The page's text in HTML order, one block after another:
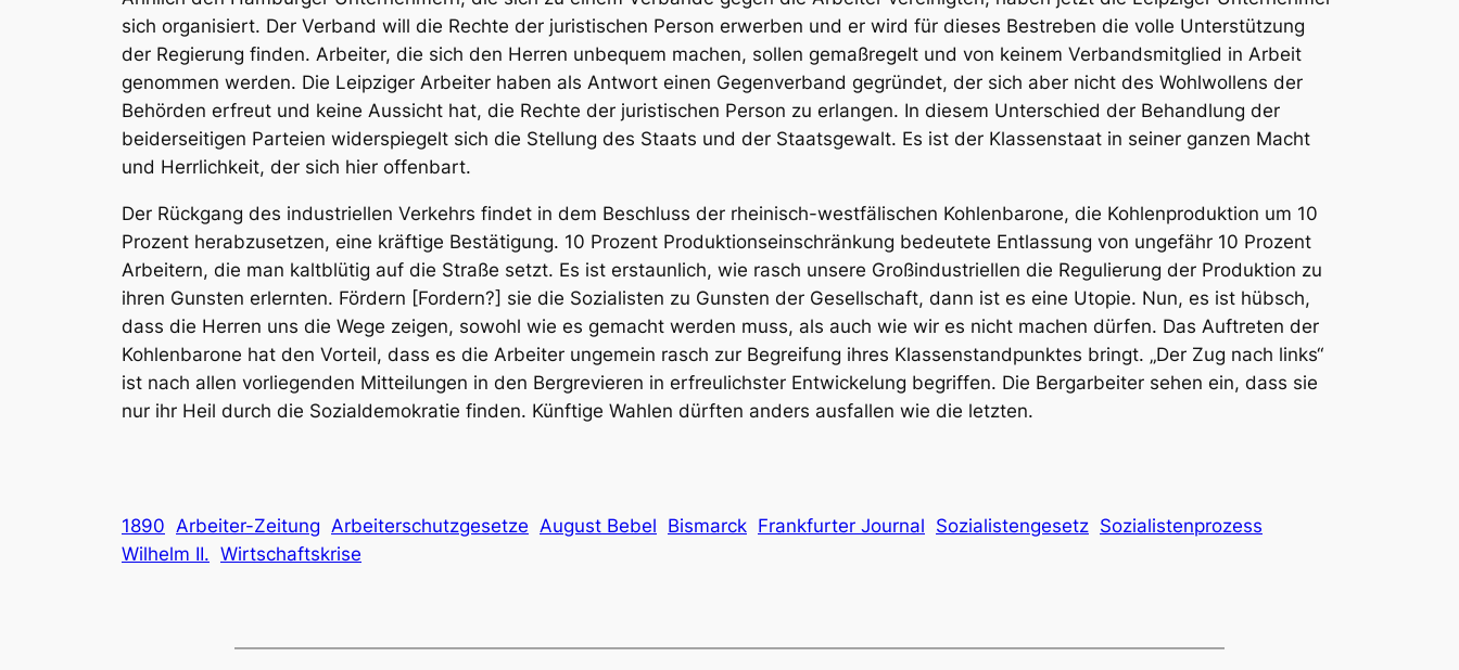
sich organisiert. Der Verband will die Rechte der juristischen Person erwerben und er wird für dieses Bestreben die volle Unterstützung
der Regierung finden. Arbeiter, die sich den Herren unbequem machen, sollen gemaßregelt und von keinem Verbandsmitglied in Arbeit
genommen werden. Die Leipziger Arbeiter haben als Antwort einen Gegenverband gegründet, der sich aber nicht des Wohlwollens der
Behörden erfreut und keine Aussicht hat, die Rechte der juristischen Person zu erlangen. In diesem Unterschied der Behandlung der
beiderseitigen Parteien widerspiegelt sich die Stellung des Staats und der Staatsgewalt. Es ist der Klassenstaat in seiner ganzen Macht
und Herrlichkeit, der sich hier offenbart.
Der Rückgang des industriellen Verkehrs findet in dem Beschluss der rheinisch-westfälischen Kohlenbarone, die Kohlenproduktion um 10
Prozent herabzusetzen, eine kräftige Bestätigung. 10 Prozent Produktionseinschränkung bedeutete Entlassung von ungefähr 10 Prozent
Arbeitern, die man kaltblütig auf die Straße setzt. Es ist erstaunlich, wie rasch unsere Großindustriellen die Regulierung der Produktion zu
ihren Gunsten erlernten. Fördern [Fordern?] sie die Sozialisten zu Gunsten der Gesellschaft, dann ist es eine Utopie. Nun, es ist hübsch,
dass die Herren uns die Wege zeigen, sowohl wie es gemacht werden muss, als auch wie wir es nicht machen dürfen. Das Auftreten der
Kohlenbarone hat den Vorteil, dass es die Arbeiter ungemein rasch zur Begreifung ihres Klassenstandpunktes bringt. „Der Zug nach links“
ist nach allen vorliegenden Mitteilungen in den Bergrevieren in erfreulichster Entwickelung begriffen. Die Bergarbeiter sehen ein, dass sie
nur ihr Heil durch die Sozialdemokratie finden. Künftige Wahlen dürften anders ausfallen wie die letzten.
1890 Arbeiter-Zeitung Arbeiterschutzgesetze August Bebel Bismarck Frankfurter Journal Sozialistengesetz Sozialistenprozess
Wilhelm II. Wirtschaftskrise